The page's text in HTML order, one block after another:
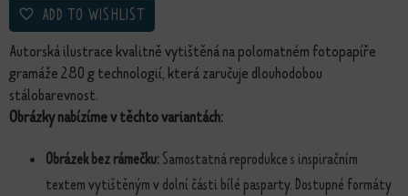
ADD TO WISHLIST
Autorská ilustrace kvalitně vytištěná na polomatném fotopapíře
gramáže 280 g technologií, která zaručuje dlouhodobou
stálobarevnost.
Obrázky nabízíme v těchto variantách:
Obrázek bez rámečku:Samostatná reprodukce s inspiračním
textem vytištěným v dolní části bílé pasparty. Dostupné formáty